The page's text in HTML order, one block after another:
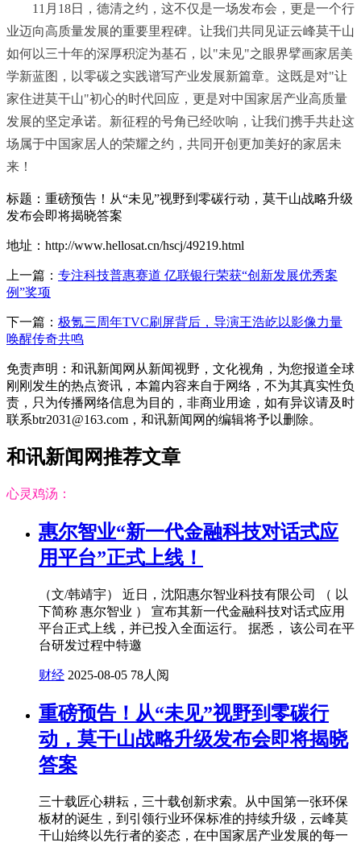
11月18日，德清之约，这不仅是一场发布会，更是一个行
业迈向高质量发展的重要里程碑。让我们共同见证云峰莫干山
如何以三十年的深厚积淀为基石，以"未见"之眼界擘画家居美
学新蓝图，以零碳之实践谱写产业发展新篇章。这既是对"让
家住进莫干山"初心的时代回应，更是对中国家居产业高质量
发展的坚定承诺。新征程的号角已经吹响，让我们携手共赴这
场属于中国家居人的荣耀之约，共同开创更加美好的家居未
来！
标题：重磅预告！从“未见”视野到零碳行动，莫干山战略升级
发布会即将揭晓答案
地址：http://www.hellosat.cn/hscj/49219.html
上一篇： 专注科技普惠赛道 亿联银行荣获“创新发展优秀案
例”奖项
下一篇： 极氪三周年TVC刷屏背后，导演王浩屹以影像力量
唤醒传奇共鸣
免责声明：和讯新闻网从新闻视野，文化视角，为您报道全球
刚刚发生的热点资讯，本篇内容来自于网络，不为其真实性负
责，只为传播网络信息为目的，非商业用途，如有异议请及时
联系btr2031@163.com，和讯新闻网的编辑将予以删除。
和讯新闻网推荐文章
心灵鸡汤：
惠尔智业“新一代金融科技对话式应
用平台”正式上线！
（文/韩靖宇） 近日，沈阳惠尔智业科技有限公司 （ 以
下简称 惠尔智业 ） 宣布其新一代金融科技对话式应用
平台正式上线，并已投入全面运行。 据悉， 该公司在平
台研发过程中特邀
财经 2025-08-05 78人阅
重磅预告！从“未见”视野到零碳行
动，莫干山战略升级发布会即将揭晓
答案
三十载匠心耕耘，三十载创新求索。从中国第一张环保
板材的诞生，到引领行业环保标准的持续升级，云峰莫
干山始终以先行者的姿态，在中国家居产业发展的每一